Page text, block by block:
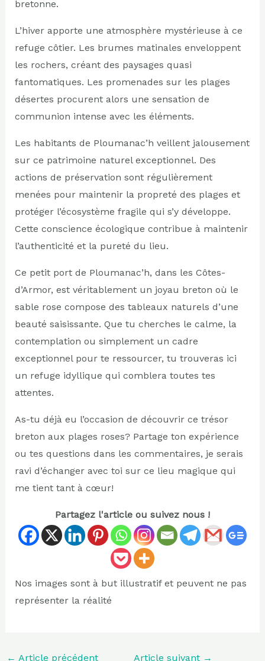
bretonne.
L’hiver apporte une atmosphère mystérieuse à ce
refuge côtier. Les brumes matinales enveloppent
les rochers, créant des paysages quasi
fantomatiques. Les promenades sur les plages
désertes procurent alors une sensation de
communion intense avec les éléments.
Les habitants de Ploumanac’h veillent jalousement
sur ce patrimoine naturel exceptionnel. Des
actions de préservation sont régulièrement
menées pour maintenir la propreté des plages et
protéger l’écosystème fragile qui s’y développe.
Cette conscience écologique contribue à maintenir
l’authenticité et la pureté du lieu.
Ce petit port de Ploumanac’h, dans les Côtes-
d’Armor, est véritablement un joyau breton où le
sable rose compose des tableaux naturels d’une
beauté saisissante. Que tu cherches le calme, la
contemplation ou simplement un cadre
exceptionnel pour te ressourcer, tu trouveras ici
un refuge idyllique qui comblera toutes tes
attentes.
As-tu déjà eu l’occasion de découvrir ce trésor
breton aux plages roses? Partage ton expérience
ou tes questions dans les commentaires, je serais
ravi d’échanger avec toi sur ce lieu magique qui
me tient tant à cœur!
Partagez l'article ou suivez nous !
Nos images sont à but illustratif et peuvent ne pas
représenter la réalité
← Article précédent Article suivant →